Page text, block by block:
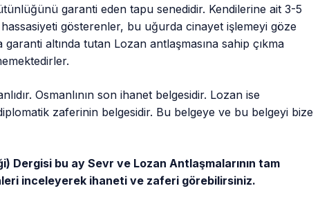
garanti eden tapu senedidir. Kendilerine ait 3-5
gösterenler, bu uğurda cinayet işlemeyi göze
altında tutan Lozan antlaşmasına sahip çıkma
Osmanlının son ihanet belgesidir. Lozan ise
zaferinin belgesidir. Bu belgeye ve bu belgeyi bize
Dergisi bu ay Sevr ve Lozan Antlaşmalarının tam
inceleyerek ihaneti ve zaferi görebilirsiniz.